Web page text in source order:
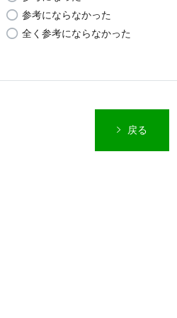
参考にならなかった
全く参考にならなかった
戻る